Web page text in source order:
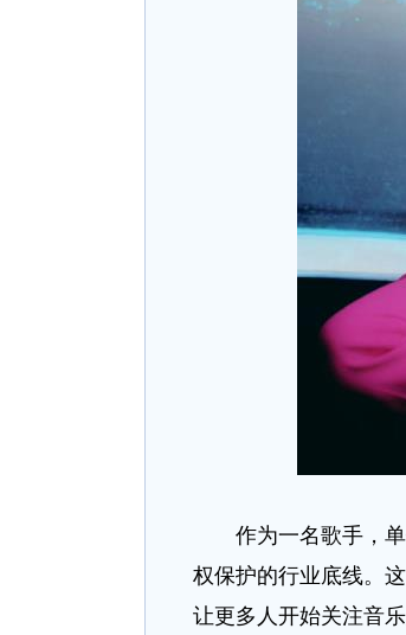
作为一名歌手，单
权保护的行业底线。
让更多人开始关注音